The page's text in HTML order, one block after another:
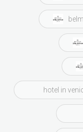
hotel in